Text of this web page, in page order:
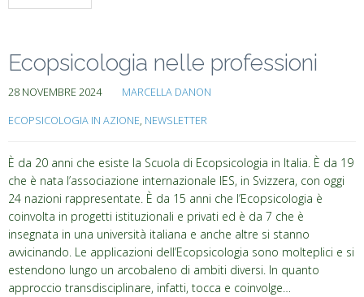
Ecopsicologia nelle professioni
28 NOVEMBRE 2024 MARCELLA DANON
ECOPSICOLOGIA IN AZIONE, NEWSLETTER
È da 20 anni che esiste la Scuola di Ecopsicologia in Italia. È da 19
che è nata l’associazione internazionale IES, in Svizzera, con oggi
24 nazioni rappresentate. È da 15 anni che l’Ecopsicologia è
coinvolta in progetti istituzionali e privati ed è da 7 che è
insegnata in una università italiana e anche altre si stanno
avvicinando. Le applicazioni dell’Ecopsicologia sono molteplici e si
estendono lungo un arcobaleno di ambiti diversi. In quanto
approccio transdisciplinare, infatti, tocca e coinvolge…